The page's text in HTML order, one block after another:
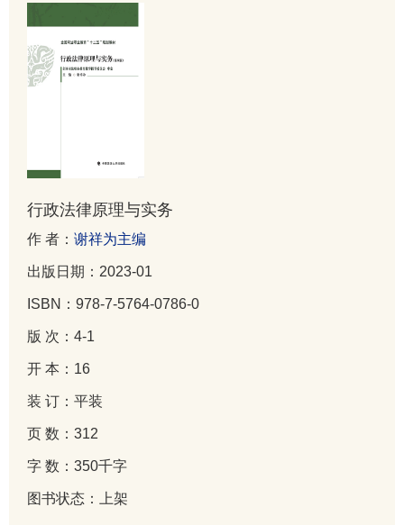
行政法律原理与实务
作 者： 谢祥为主编
出版日期：2023-01
ISBN：978-7-5764-0786-0
版 次：4-1
开 本：16
装 订：平装
页 数：312
字 数：350千字
图书状态：上架